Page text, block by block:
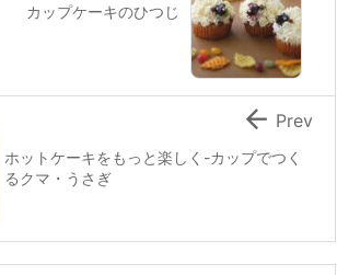
カップケーキのひつじ
ホットケーキをもっと楽しく-カップでつく
るクマ・うさぎ
 Prev